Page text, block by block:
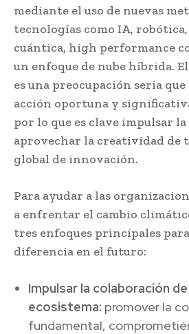
mediante el uso de nuevas
tecnologías como IA,
cuántica, high performance
un enfoque de nube híbrida.
es una preocupación seria
acción oportuna y
por lo que es clave impulsar
aprovechar la creatividad de
global de innovación.
Para ayudar a las
a enfrentar el cambio
tres enfoques principales
diferencia en el futuro:
Impulsar la colaboración
ecosistema: promover la
fundamental,